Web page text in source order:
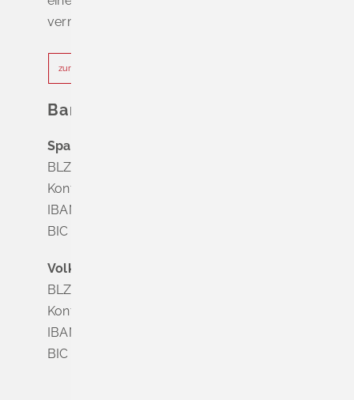
vermeiden.
zur Terminvereinbarung
Bankverbindung
Sparkasse Markgräflerland Müllheim
BLZ 683 518 65
Konto Nr. 8 028 524
IBAN DE63 6835 1865 0008 0285 24
BIC SOLADES1MGL
Volksbank Dreiländereck
BLZ 683 900 00
Konto Nr. 3 500 004
IBAN DE56 6839 0000 0003 5000 04
BIC VOLODE66